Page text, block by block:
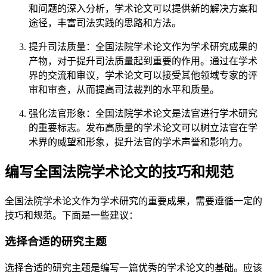
和问题的深入分析，学术论文可以提供新的解决方案和
途径，丰富司法实践的思路和方法。
提升司法质量：全国法院学术论文作为学术研究成果的
产物，对于提升司法质量起到重要的作用。通过在学术
界的交流和审议，学术论文可以接受其他领域专家的评
审和审查，从而提高司法裁判的水平和质量。
强化法官形象：全国法院学术论文是法官进行学术研究
的重要标志。发布高质量的学术论文可以树立法官在学
术界的威望和形象，提升法官的学术声誉和影响力。
编写全国法院学术论文的技巧和规范
全国法院学术论文作为学术研究的重要成果，需要遵循一定的
技巧和规范。下面是一些建议：
选择合适的研究主题
选择合适的研究主题是编写一篇优秀的学术论文的基础。应该